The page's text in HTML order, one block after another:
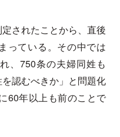
されたことから、直後
っている。その中では
、750条の夫婦同姓も
を認むべきか」と問題化
60年以上も前のことで